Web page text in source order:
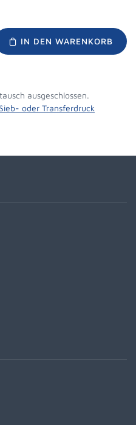
IN DEN WARENKORB
ausgeschlossen.
oder Transferdruck